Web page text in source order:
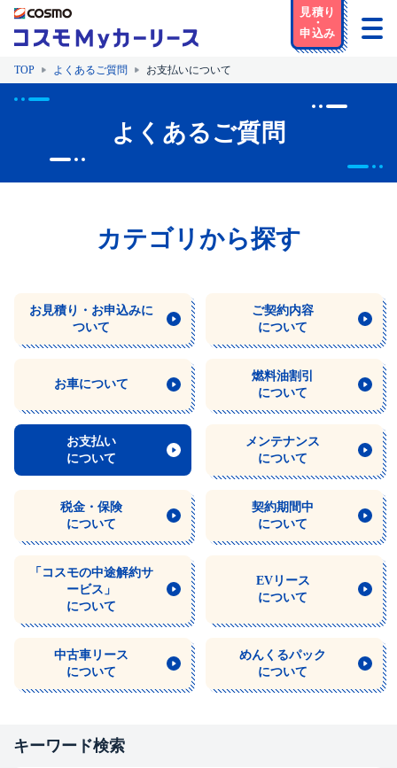
TOP よくあるご質問 お支払いについて
よくあるご質問
カテゴリから探す
お見積り・ お申込みに
ついて
ご契約内容
について
お車について
燃料油割引
について
お支払い
について
メンテナンス
について
税金・保険
について
契約期間中
について
「コスモの中途解約サ
ービス」
について
EVリース
について
中古車リース
について
めんくるパック
について
キーワード検索